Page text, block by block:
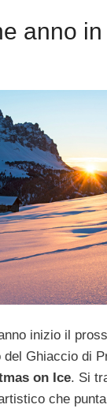
anno in
inizio il
del Ghiaccio di
on Ice. Si
che